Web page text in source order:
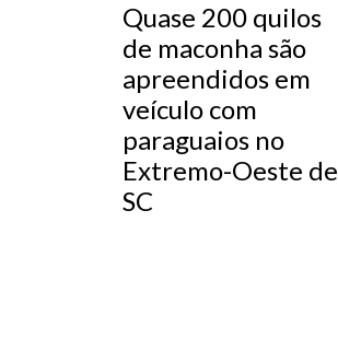
Quase 200 quilos
de maconha são
apreendidos em
veículo com
paraguaios no
Extremo-Oeste de
SC